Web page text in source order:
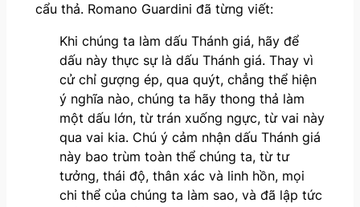
cẩu thả. Romano Guardini đã từng viết:
Khi chúng ta làm dấu Thánh giá, hãy để
dấu này thực sự là dấu Thánh giá. Thay vì
cử chỉ gượng ép, qua quýt, chẳng thể hiện
ý nghĩa nào, chúng ta hãy thong thả làm
một dấu lớn, từ trán xuống ngực, từ vai này
qua vai kia. Chú ý cảm nhận dấu Thánh giá
này bao trùm toàn thể chúng ta, từ tư
tưởng, thái độ, thân xác và linh hồn, mọi
chi thể của chúng ta làm sao, và đã lập tức